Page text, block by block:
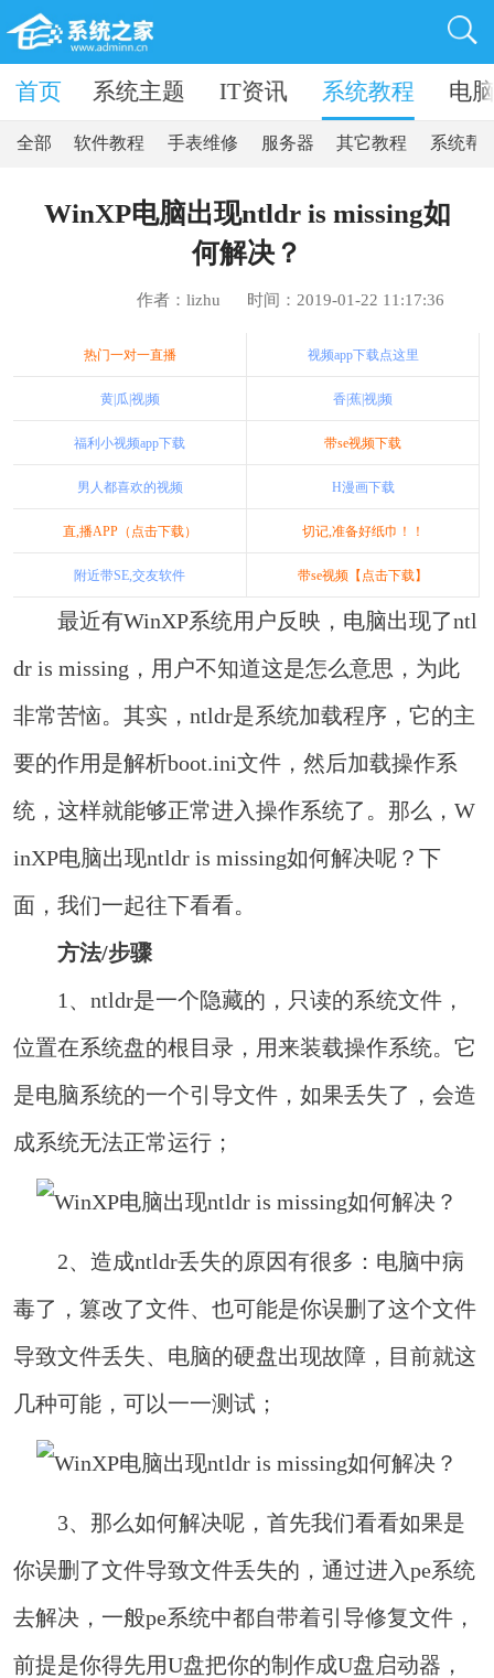
软件 系统主题 IT资讯 系统教程 电
首页
全部 软件教程 手表维修 服务器 其它教程 系统帮
WinXP电脑出现ntldr is missing如
何解决？
作者：lizhu 时间：2019-01-22 11:17:36
热门一对一直播 视频app下载点这里
黄|瓜|视|频 香|蕉|视|频
福利小视频app下载 带se视频下载
男人都喜欢的视频 H漫画下载
直,播APP（点击下载） 切记,准备好纸巾！！
附近带SE,交友软件 带se视频【点击下载】
最近有WinXP系统用户反映，电脑出现了ntl
dr is missing，用户不知道这是怎么意思，为此
非常苦恼。其实，ntldr是系统加载程序，它的主
要的作用是解析boot.ini文件，然后加载操作系
统，这样就能够正常进入操作系统了。那么，W
inXP电脑出现ntldr is missing如何解决呢？下
面，我们一起往下看看。
方法/步骤
1、ntldr是一个隐藏的，只读的系统文件，
位置在系统盘的根目录，用来装载操作系统。它
是电脑系统的一个引导文件，如果丢失了，会造
成系统无法正常运行；
2、造成ntldr丢失的原因有很多：电脑中病
毒了，篡改了文件、也可能是你误删了这个文件
导致文件丢失、电脑的硬盘出现故障，目前就这
几种可能，可以一一测试；
3、那么如何解决呢，首先我们看看如果是
你误删了文件导致文件丢失的，通过进入pe系统
去解决，一般pe系统中都自带着引导修复文件，
前提是你得先用U盘把你的制作成U盘启动器，